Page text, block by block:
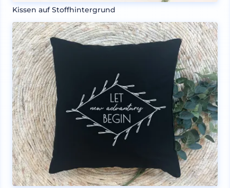
Kissen auf Stoffhintergrund